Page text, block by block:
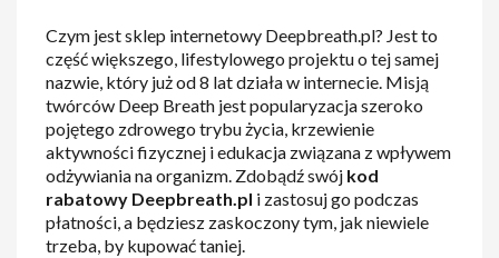
Czym jest sklep internetowy Deepbreath.pl? Jest to
część większego, lifestylowego projektu o tej samej
nazwie, który już od 8 lat działa w internecie. Misją
twórców Deep Breath jest popularyzacja szeroko
pojętego zdrowego trybu życia, krzewienie
aktywności fizycznej i edukacja związana z wpływem
odżywiania na organizm. Zdobądź swój kod
rabatowy Deepbreath.pl i zastosuj go podczas
płatności, a będziesz zaskoczony tym, jak niewiele
trzeba, by kupować taniej.